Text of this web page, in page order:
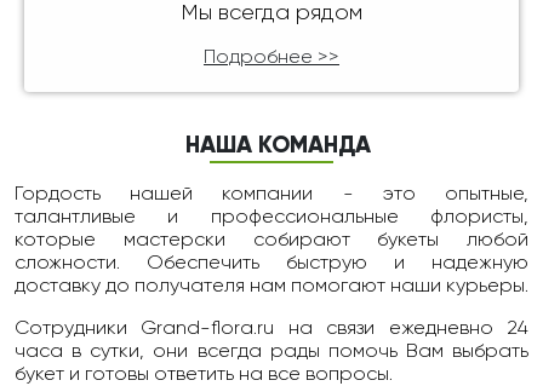
Мы всегда рядом
Подробнее >>
НАША КОМАНДА
Гордость нашей компании - это опытные,
талантливые и профессиональные флористы,
которые мастерски собирают букеты любой
сложности. Обеспечить быструю и надежную
доставку до получателя нам помогают наши курьеры.
Сотрудники Grand-flora.ru на связи ежедневно 24
чаcа в сутки, они всегда рады помочь Вам выбрать
букет и готовы ответить на все вопросы.